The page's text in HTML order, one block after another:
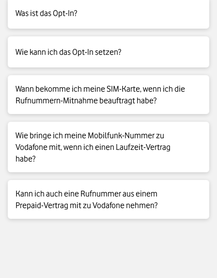
Kündigung. Bitte beauftragen Sie die Rufnummern-Mitnahme
spätestens 14 Tage vor Ablauf dieser Frist.
Was ist das Opt-In?
Sie mit der Rufnummern-Mitnahme einverstanden sind. Erst
nach Ihrem Einverständnis kann unser Business-Team die
Rufnummer anfragen.
Wie kann ich das Opt-In setzen?
Bei den meisten Anbietern geht das online. Sie können Ihren
bisherigen Anbieter natürlich auch anrufen.
Wann bekomme ich meine SIM-Karte, wenn ich die
Rufnummern-Mitnahme beauftragt habe?
Sie bekommen von uns eine Info mit dem Datum, an dem uns
Ihre Rufnummer übertragen wird. Ihre neue SIM-Karte
bekommen Sie per Post – wenige Tage vor dem Ende Ihres
aktuellen Vertrags. Ihre Rufnummer schalten wir dann zum
vereinbarten Termin frei.
Wie bringe ich meine Mobilfunk-Nummer zu
Vodafone mit, wenn ich einen Laufzeit-Vertrag
habe?
Sie haben einen Laufzeit-Vertrag bei einem anderen Anbieter
und möchten jetzt einen Laufzeit-Vertrag bei uns
abschließen? Suchen Sie sich aus, wann Sie Ihre Mobilfunk-
Nummer von Ihrem bisherigen Anbieter zu uns mitbringen
Kann ich auch eine Rufnummer aus einem
Prepaid-Vertrag mit zu Vodafone nehmen?